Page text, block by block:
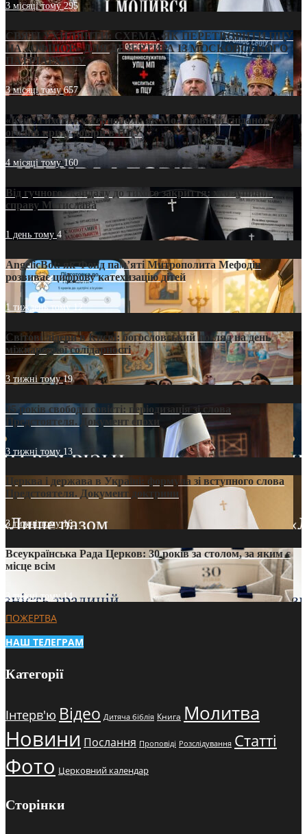
3 місяці тому295
СВЯТІ УХИЛЯНТИ: СХЕМА, ЯК ПЕРЕТВОРИТИ ПЦУ
НА «ОФШОР» ДЛЯ ДЕЗЕРТИРА ІЗ МОСКОВСЬКОГО
ПАТРІАРХАТУ
3 місяці тому657
«Кейс Тихона» у Тернополі: як Молитовний сніданок
оголив кризу довіри в ПЦУ
4 місяці тому160
Від гучного скандалу до тихого закриття: хто зупинив
справу Мстислава
1 день тому4
AngelicBot: як Фонд пам’яті Митрополита Мефодія
розвиває цифрову катехизацію дітей
1 тиждень тому12
Світові лідери в Києві: богословський погляд на день
міжнародної солідарності
3 тижні тому19
35 років свободи совісті: періодизація зі слова
Предстоятеля. Документ епохи
3 тижні тому 13
Церква і держава в Україні: формула зі вступного слова
Предстоятеля. Документ доктрини
3 тижні тому16
Всеукраїнська Рада Церков: 30 років за столом, за яким є
місце всім
3 тижні тому14
ПОЖЕРТВА
НАШ ТЕЛЕГРАМ
Категорії
Інтерв'ю Відео Дитяча біблія Книга Молитва
Новини Послання Проповіді Розслідування Статті
Фото Церковний календар
Сторінки